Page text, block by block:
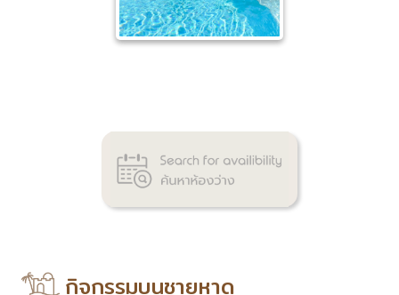
กิจกรรมบนชายหาด